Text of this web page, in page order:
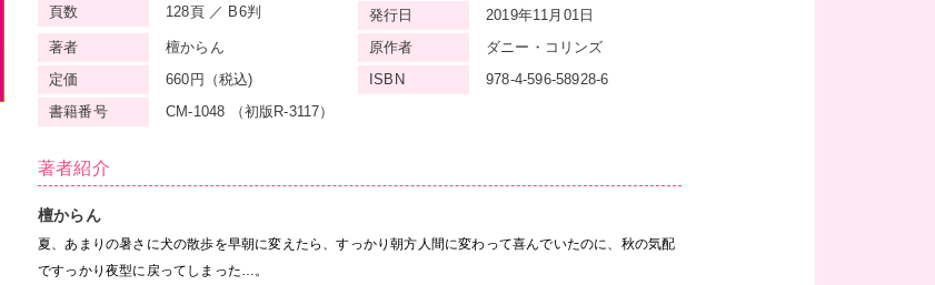
頁数 128頁 ／ B6判 発行日
2019年11月01日
著者
檀からん 原作者
ダニー・コリンズ
定価
660円（税込) ISBN
978-4-596-58928-6
書籍番号
CM-1048 （初版R-3117）
著者紹介
檀からん
夏、あまりの暑さに犬の散歩を早朝に変えたら、すっかり朝方人間に変わって喜んでいたのに、秋の気配
ですっかり夜型に戻ってしまった…。